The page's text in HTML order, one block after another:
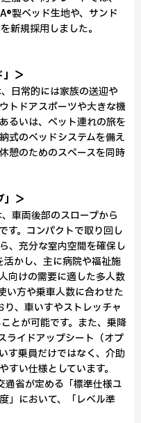
製ベッド生地や、サンド
新規採用しました。
＞
日常的には家族の送迎や
トドアスポーツや大きな機
るいは、ペット連れの旅を
式のベッドシステムを備え
憩のためのスペースを同時
＞
車両後部のスロープから
す。コンパクトで取り回し
、充分な室内空間を確保し
かし、主に病院や福祉施
向けの需要に適した多人数
い方や乗車人数に合わせた
、車いすやストレッチャ
とが可能です。また、乗降
ライドアップシート（オプ
す乗員だけではなく、介助
い仕様としています。
省が定める「標準仕様ユ
」において、「レベル準